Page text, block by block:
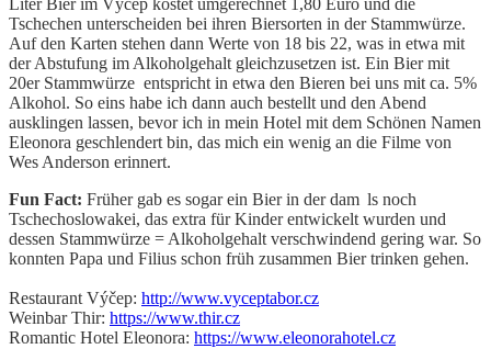
Liter Bier im Výčep kostet umgerechnet 1,80 Euro und die
Tschechen unterscheiden bei ihren Biersorten in der Stammwürze.
Auf den Karten stehen dann Werte von 18 bis 22, was in etwa mit
der Abstufung im Alkoholgehalt gleichzusetzen ist. Ein Bier mit
20er Stammwürze entspricht in etwa den Bieren bei uns mit ca. 5%
Alkohol. So eins habe ich dann auch bestellt und den Abend
ausklingen lassen, bevor ich in mein Hotel mit dem Schönen Namen
Eleonora geschlendert bin, das mich ein wenig an die Filme von
Wes Anderson erinnert.
Fun Fact: Früher gab es sogar ein Bier in der dam ls noch
Tschechoslowakei, das extra für Kinder entwickelt wurden und
dessen Stammwürze = Alkoholgehalt verschwindend gering war. So
konnten Papa und Filius schon früh zusammen Bier trinken gehen.
Restaurant Výčep: http://www.vyceptabor.cz
Weinbar Thir: https://www.thir.cz
Romantic Hotel Eleonora: https://www.eleonorahotel.cz